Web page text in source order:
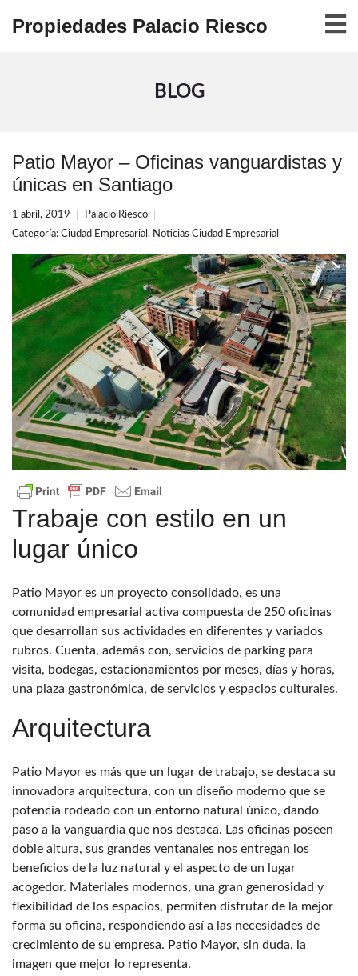
Propiedades Palacio Riesco
BLOG
Patio Mayor – Oficinas vanguardistas y
únicas en Santiago
1 abril, 2019
Palacio Riesco
Categoría: Ciudad Empresarial , Noticias Ciudad Empresarial
Trabaje con estilo en un
lugar único
Patio Mayor es un proyecto consolidado, es una
comunidad empresarial activa compuesta de 250 oficinas
que desarrollan sus actividades en diferentes y variados
rubros. Cuenta, además con, servicios de parking para
visita, bodegas, estacionamientos por meses, días y horas,
una plaza gastronómica, de servicios y espacios culturales.
Arquitectura
Patio Mayor es más que un lugar de trabajo, se destaca su
innovadora arquitectura, con un diseño moderno que se
potencia rodeado con un entorno natural único, dando
paso a la vanguardia que nos destaca. Las oficinas poseen
doble altura, sus grandes ventanales nos entregan los
beneficios de la luz natural y el aspecto de un lugar
acogedor. Materiales modernos, una gran generosidad y
flexibilidad de los espacios, permiten disfrutar de la mejor
forma su oficina, respondiendo así a las necesidades de
crecimiento de su empresa. Patio Mayor, sin duda, la
imagen que mejor lo representa.